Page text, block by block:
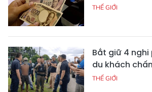
THẾ GIỚI
Bắt giữ 4
du khách
THẾ GIỚI